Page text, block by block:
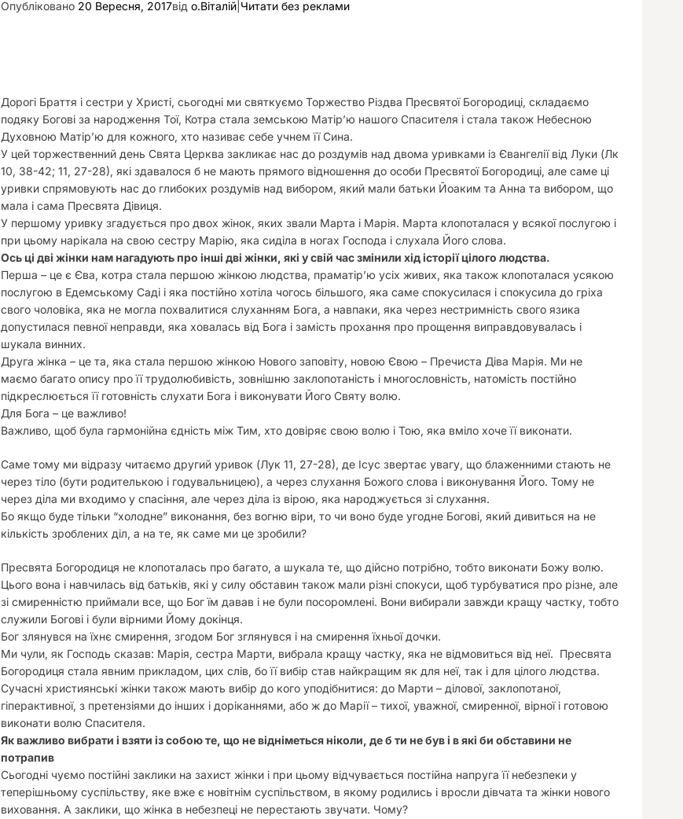
Опубліковано 20 Вересня, 2017від о.Віталій Читати без реклами
Дорогі Браття і сестри у Христі, сьогодні ми святкуємо Торжество Різдва Пресвятої Богородиці, складаємо
подяку Богові за народження Тої, Котра стала земською Матір’ю нашого Спасителя і стала також Небесною
Духовною Матір’ю для кожного, хто називає себе учнем її Сина.
У цей торжественний день Свята Церква закликає нас до роздумів над двома уривками із Євангелії від Луки (Лк
10, 38-42; 11, 27-28), які здавалося б не мають прямого відношення до особи Пресвятої Богородиці, але саме ці
уривки спрямовують нас до глибоких роздумів над вибором, який мали батьки Йоаким та Анна та вибором, що
мала і сама Пресвята Дівиця.
У першому уривку згадується про двох жінок, яких звали Марта і Марія. Марта клопоталася у всякої послугою і
при цьому нарікала на свою сестру Марію, яка сиділа в ногах Господа і слухала Його слова.
Ось ці дві жінки нам нагадують про інші дві жінки, які у свій час змінили хід історії цілого людства.
Перша – це є Єва, котра стала першою жінкою людства, праматір’ю усіх живих, яка також клопоталася усякою
послугою в Едемському Саді і яка постійно хотіла чогось більшого, яка саме спокусилася і спокусила до гріха
свого чоловіка, яка не могла похвалитися слуханням Бога, а навпаки, яка через нестримність свого язика
допустилася певної неправди, яка ховалась від Бога і замість прохання про прощення виправдовувалась і
шукала винних.
Друга жінка – це та, яка стала першою жінкою Нового заповіту, новою Євою – Пречиста Діва Марія. Ми не
маємо багато опису про її трудолюбивість, зовнішню заклопотаність і многословність, натомість постійно
підкреслюється її готовність слухати Бога і виконувати Його Святу волю.
Для Бога – це важливо!
Важливо, щоб була гармонійна єдність між Тим, хто довіряє свою волю і Тою, яка вміло хоче її виконати.
Саме тому ми відразу читаємо другий уривок (Лук 11, 27-28), де Ісус звертає увагу, що блаженними стають не
через тіло (бути родителькою і годувальницею), а через слухання Божого слова і виконування Його. Тому не
через діла ми входимо у спасіння, але через діла із вірою, яка народжується зі слухання.
Бо якщо буде тільки “холодне” виконання, без вогню віри, то чи воно буде угодне Богові, який дивиться на не
кількість зроблених діл, а на те, як саме ми це зробили?
Пресвята Богородиця не клопоталась про багато, а шукала те, що дійсно потрібно, тобто виконати Божу волю.
Цього вона і навчилась від батьків, які у силу обставин також мали різні спокуси, щоб турбуватися про різне, але
зі смиренністю приймали все, що Бог їм давав і не були посоромлені. Вони вибирали завжди кращу частку, тобто
служили Богові і були вірними Йому докінця.
Бог злянувся на їхнє смирення, згодом Бог зглянувся і на смирення їхньої дочки.
Ми чули, як Господь сказав: Марія, сестра Марти, вибрала кращу частку, яка не відмовиться від неї. Пресвята
Богородиця стала явним прикладом, цих слів, бо її вибір став найкращим як для неї, так і для цілого людства.
Сучасні християнські жінки також мають вибір до кого уподібнитися: до Марти – ділової, заклопотаної,
гіперактивної, з претензіями до інших і доріканнями, або ж до Марії – тихої, уважної, смиренної, вірної і готовою
виконати волю Спасителя.
Як важливо вибрати і взяти із собою те, що не відніметься ніколи, де б ти не був і в які би обставини не
потрапив
Сьогодні чуємо постійні заклики на захист жінки і при цьому відчувається постійна напруга її небезпеки у
теперішньому суспільству, яке вже є новітнім суспільством, в якому родились і вросли дівчата та жінки нового
виховання. А заклики, що жінка в небезпеці не перестають звучати. Чому?